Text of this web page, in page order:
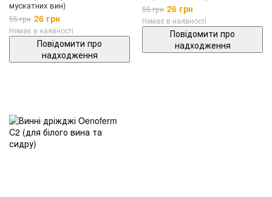
мускатних вин)
55 грн 26 грн
Немає в наявності
Повідомити про
надходження
55 грн 26 грн
Немає в наявності
Повідомити про
надходження